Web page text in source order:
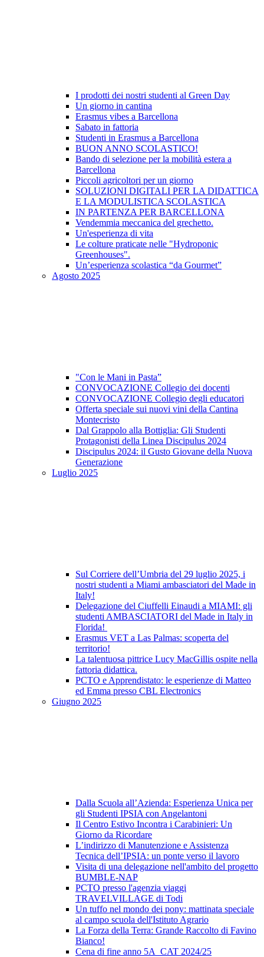
I prodotti dei nostri studenti al Green Day
Un giorno in cantina
Erasmus vibes a Barcellona
Sabato in fattoria
Studenti in Erasmus a Barcellona
BUON ANNO SCOLASTICO!
Bando di selezione per la mobilità estera a
Barcellona
Piccoli agricoltori per un giorno
SOLUZIONI DIGITALI PER LA DIDATTICA
E LA MODULISTICA SCOLASTICA
IN PARTENZA PER BARCELLONA
Vendemmia meccanica del grechetto.
Un'esperienza di vita
Le colture praticate nelle "Hydroponic
Greenhouses".
Un’esperienza scolastica “da Gourmet”
Agosto 2025
"Con le Mani in Pasta”
CONVOCAZIONE Collegio dei docenti
CONVOCAZIONE Collegio degli educatori
Offerta speciale sui nuovi vini della Cantina
Montecristo
Dal Grappolo alla Bottiglia: Gli Studenti
Protagonisti della Linea Discipulus 2024
Discipulus 2024: il Gusto Giovane della Nuova
Generazione
Luglio 2025
Sul Corriere dell’Umbria del 29 luglio 2025, i
nostri studenti a Miami ambasciatori del Made in
Italy!
Delegazione del Ciuffelli Einaudi a MIAMI: gli
studenti AMBASCIATORI del Made in Italy in
Florida!
Erasmus VET a Las Palmas: scoperta del
territorio!
La talentuosa pittrice Lucy MacGillis ospite nella
fattoria didattica.
PCTO e Apprendistato: le esperienze di Matteo
ed Emma presso CBL Electronics
Giugno 2025
Dalla Scuola all’Azienda: Esperienza Unica per
gli Studenti IPSIA con Angelantoni
Il Centro Estivo Incontra i Carabinieri: Un
Giorno da Ricordare
L’indirizzo di Manutenzione e Assistenza
Tecnica dell’IPSIA: un ponte verso il lavoro
Visita di una delegazione nell'ambito del progetto
BUMBLE-NAP
PCTO presso l'agenzia viaggi
TRAVELVILLAGE di Todi
Un tuffo nel mondo dei pony: mattinata speciale
al campo scuola dell'Istituto Agrario
La Forza della Terra: Grande Raccolto di Favino
Bianco!
Cena di fine anno 5A_CAT 2024/25